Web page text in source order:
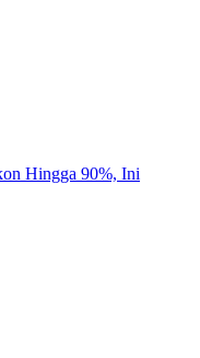
Hingga 90%, Ini